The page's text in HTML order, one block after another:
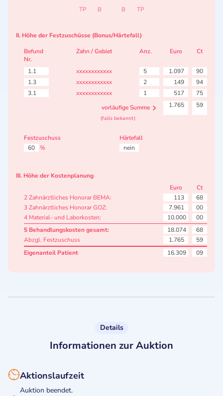
TP
B B TP
II. Höhe der Festzuschüsse (Bonus/Härtefall)
Befund
Nr.
Zahn / Gebiet Anz. Euro Ct
1.1 xxxxxxxxxxxx 5 1.097
90
1.3
xxxxxxxxxxxx 2 149
94
3.1
xxxxxxxxxxxx 1 517
75
vorläufige Summe
1.765 59
(falls bekannt)
Festzuschuss
60
%
Härtefall
nein
III. Höhe der Kostenplanung
Euro
Ct
2 Zahnärztliches Honorar BEMA:
113
68
3 Zahnärztliches Honorar GOZ:
7.961
00
4 Material- und Laborkosten:
10.000
00
5 Behandlungskosten gesamt:
18.074
68
Abzgl. Festzuschuss
1.765
59
Eigenanteil Patient
16.309 09
Details
Informationen zur Auktion
Aktionslaufzeit
Auktion beendet.